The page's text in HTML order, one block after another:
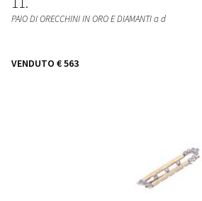
PAIO DI ORECCHINI IN ORO E DIAMANTI a d
VENDUTO € 563